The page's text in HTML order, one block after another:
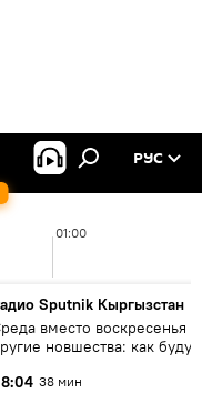
РУС
01:00
Sputnik Кыргызстан
вместо воскресенья и
новшества: как будут
38 мин